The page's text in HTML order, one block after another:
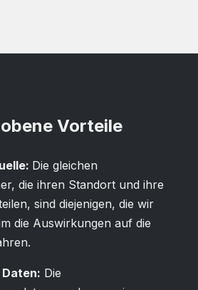
Vorteile
Die gleichen
die ihren Standort und ihre
sind diejenigen, die wir
die Auswirkungen auf die
Die